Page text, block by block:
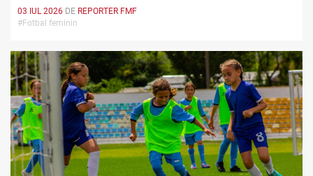
03 IUL 2026 DE REPORTER FMF
#Fotbal feminin